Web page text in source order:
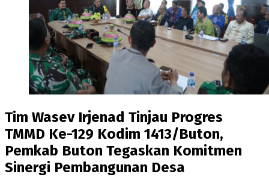
Tim Wasev Irjenad Tinjau Progres
TMMD Ke-129 Kodim 1413/Buton,
Pemkab Buton Tegaskan Komitmen
Sinergi Pembangunan Desa